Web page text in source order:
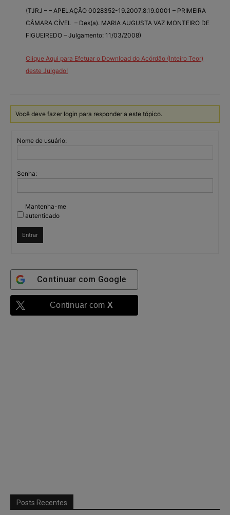
(TJRJ – – APELAÇÃO 0028352-19.2007.8.19.0001 – PRIMEIRA
CÂMARA CÍVEL – Des(a). MARIA AUGUSTA VAZ MONTEIRO DE
FIGUEIREDO – Julgamento: 11/03/2008)
Clique Aqui para Efetuar o Download do Acórdão (Inteiro Teor)
deste Julgado!
Você deve fazer login para responder a este tópico.
Nome de usuário:
Senha:
Mantenha-me
autenticado
Entrar
Continuar com Google
Continuar com X
Posts Recentes